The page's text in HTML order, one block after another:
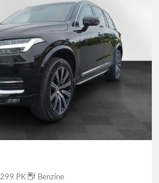
299 PK Benzine